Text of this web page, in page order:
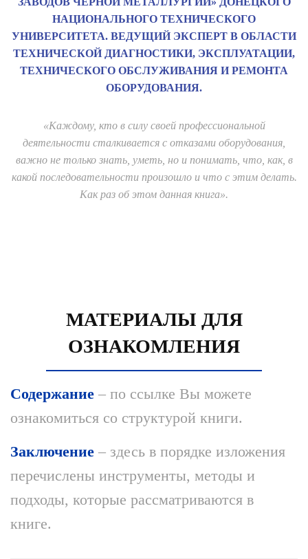
НАЦИОНАЛЬНОГО ТЕХНИЧЕСКОГО
УНИВЕРСИТЕТА. ВЕДУЩИЙ ЭКСПЕРТ В ОБЛАСТИ
ТЕХНИЧЕСКОЙ ДИАГНОСТИКИ, ЭКСПЛУАТАЦИИ,
ТЕХНИЧЕСКОГО ОБСЛУЖИВАНИЯ И РЕМОНТА
ОБОРУДОВАНИЯ.
«Каждому, кто в силу своей профессиональной
деятельности сталкивается с отказами оборудования,
важно не только знать, уметь, но и понимать, что, как, в
какой последовательности произошло и что с этим делать.
Как раз об этом данная книга».
МАТЕРИАЛЫ ДЛЯ
ОЗНАКОМЛЕНИЯ
Содержание – по ссылке Вы можете
ознакомиться со структурой книги.
Заключение – здесь в порядке изложения
перечислены инструменты, методы и
подходы, которые рассматриваются в
книге.